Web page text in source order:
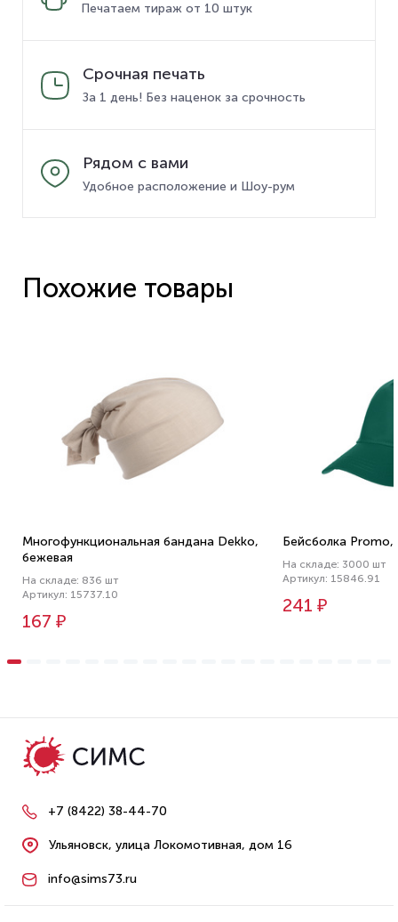
Печатаем тираж от 10 штук
Срочная печать
За 1 день! Без наценок за срочность
Рядом с вами
Удобное расположение и Шоу-рум
Похожие товары
Многофункциональная бандана Dekko,
бежевая
На складе: 836 шт
Артикул: 15737.10
167 ₽
Бейсболка
На складе: 3000 шт
Артикул: 15846.91
241 ₽
+7 (8422) 38-44-70
Ульяновск, улица Локомотивная, дом 16
info@sims73.ru